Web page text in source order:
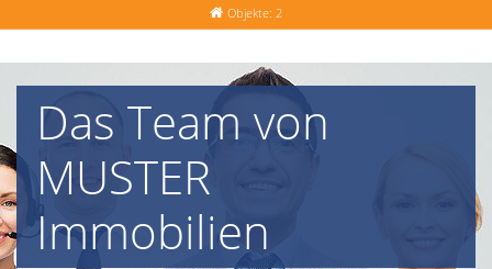
Objekte: 2
Das Team von
MUSTER
Immobilien